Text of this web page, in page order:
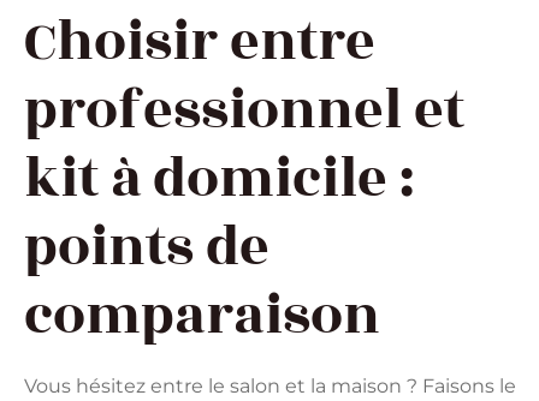
Choisir entre
professionnel et
kit à domicile :
points de
comparaison
Vous hésitez entre le salon et la maison ? Faisons le